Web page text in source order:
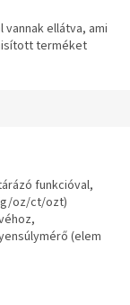
ellátva, ami
terméket
funkcióval,
oz/ct/ozt)
(elem